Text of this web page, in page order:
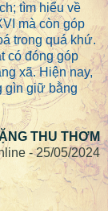
tìm hiểu về
mà còn góp
trong quá khứ.
có đóng góp
xã. Hiện nay,
gìn giữ bằng
THU THƠM
- 25/05/2024